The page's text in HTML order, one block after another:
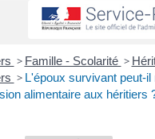
> Famille - Scolarité >
> L'époux survivant peut-il
alimentaire aux héritiers